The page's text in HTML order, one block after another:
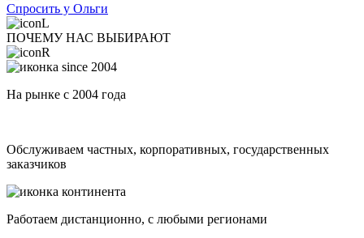
Спросить у Ольги
ПОЧЕМУ НАС ВЫБИРАЮТ
На рынке с 2004 года
Обслуживаем частных, корпоративных, государственных
заказчиков
Работаем дистанционно, с любыми регионами